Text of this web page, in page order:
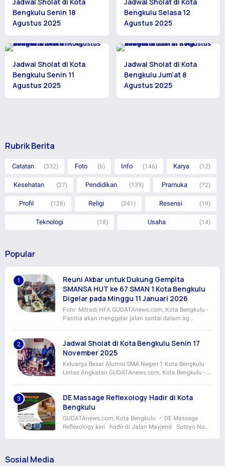
Jadwal Sholat di Kota
Bengkulu Senin 18
Agustus 2025
Jadwal Sholat di Kota
Bengkulu Selasa 12
Agustus 2025
Jadwal Sholat di Kota
Bengkulu Senin 11
Agustus 2025
Jadwal Sholat di Kota
Bengkulu Jum’at 8
Agustus 2025
Rubrik Berita
Catatan (332) Foto (6) Info (146) Karya (12)
Kesehatan (27) Pendidikan (139) Pramuka (72)
Profil (128) Religi (241) Resensi (19)
Teknologi (18) Usaha (14)
Popular
Reuni Akbar untuk Dukung Gempita
SMANSA HUT ke 67 SMAN 1 Kota Bengkulu
Digelar pada Minggu 11 Januari 2026
Foto: Mitradi HFA GUDATAnews.com, Kota Bengkulu -
Panitia akan menggelar jalan santai dalam ag…
Jadwal Sholat di Kota Bengkulu Senin 17
November 2025
Keluarga Besar Alumni SMA Negeri 1 Kota Bengkulu
Lintas Angkatan GUDATAnews.com, Kota Bengkulu - …
DE Massage Reflexology Hadir di Kota
Bengkulu
GUDATAnews.com, Kota Bengkulu – DE Massage
Reflexology kini hadir di Jalan Mayjend Sutoyo No…
Sosial Media